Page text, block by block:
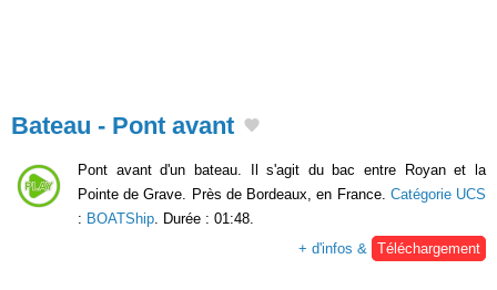
Bateau - Pont avant
Pont avant d'un bateau. Il s'agit du bac entre Royan et la
Pointe de Grave. Près de Bordeaux, en France. Catégorie UCS
: BOATShip. Durée : 01:48.
+ d'infos & Téléchargement